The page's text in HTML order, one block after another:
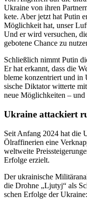
Ukraine von ihren
kete. Aber jetzt hat Putin
Mög­lich­keit hat, unser
Und er wird ver­su­chen,
ge­bo­tene Chance zu
Schließ­lich nimmt Putin
Er hat erkannt, dass die
bleme kon­zen­triert und in
si­sche Dik­ta­tor wit­terte
neue Mög­lich­kei­ten –
Ukraine atta­ckiert
Seit Anfang 2024 hat die
Ölraf­fi­ne­rien eine
welt­weite
Erfolge erzielt.
Der ukrai­ni­sche
die Drohne „Ljutyj“ als
schen Erfolge der Ukraine: